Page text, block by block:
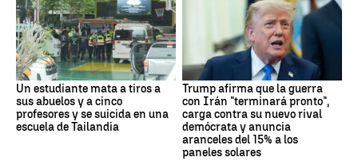
Un estudiante mata a tiros a
sus abuelos y a cinco
profesores y se suicida en una
escuela de Tailandia
Trump afirma que la guerra
con Irán "terminará pronto",
carga contra su nuevo rival
demócrata y anuncia
aranceles del 15% a los
paneles solares